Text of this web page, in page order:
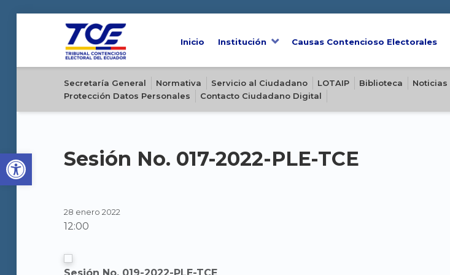
Open toolbar
Inicio Institución Causas Contencioso Electorales
Secretaría General Normativa Servicio al Ciudadano LOTAIP Biblioteca Noticias
Protección Datos Personales
Contacto Ciudadano Digital
Sesión No. 017-2022-PLE-TCE
28 enero 2022
12:00